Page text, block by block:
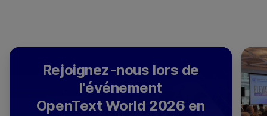
Rejoignez-nous lors de
l'événement
OpenText World 2026 en